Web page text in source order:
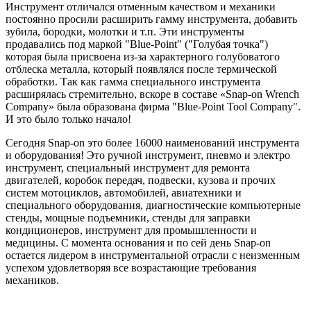
Инструмент отличался отменным качеством и механики
постоянно просили расширить гамму инструмента, добавить
зубила, бородки, молотки и т.п. Эти инструменты
продавались под маркой "Blue-Point" ("Голубая точка")
которая была присвоена из-за характерного голубоватого
отблеска металла, который появлялся после термической
обработки. Так как гамма специального инструмента
расширялась стремительно, вскоре в составе «Snap-on Wrench
Company» была образована фирма "Blue-Point Tool Company".
И это было только начало!
Сегодня Snap-on это более 16000 наименований инструмента
и оборудования! Это ручной инструмент, пневмо и электро
инструмент, специальный инструмент для ремонта
двигателей, коробок передач, подвески, кузова и прочих
систем мотоциклов, автомобилей, авиатехники и
специального оборудования, диагностические компьютерные
стенды, мощные подъемники, стенды для заправки
кондиционеров, инструмент для промышленности и
медицины. С момента основания и по сей день Snap-on
остается лидером в инструментальной отрасли с неизменным
успехом удовлетворяя все возрастающие требования
механиков.